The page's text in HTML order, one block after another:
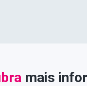
mais